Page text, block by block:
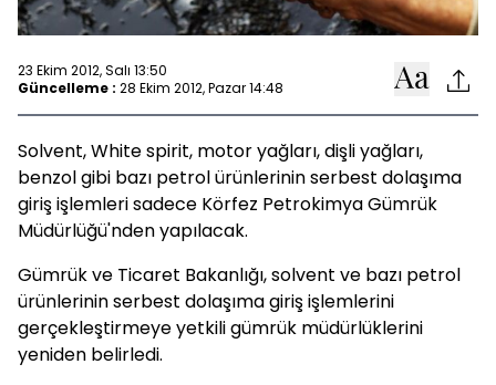
23 Ekim 2012, Salı 13:50
Güncelleme : 28 Ekim 2012, Pazar 14:48
Solvent, White spirit, motor yağları, dişli yağları,
benzol gibi bazı petrol ürünlerinin serbest dolaşıma
giriş işlemleri sadece Körfez Petrokimya Gümrük
Müdürlüğü'nden yapılacak.
Gümrük ve Ticaret Bakanlığı, solvent ve bazı petrol
ürünlerinin serbest dolaşıma giriş işlemlerini
gerçekleştirmeye yetkili gümrük müdürlüklerini
yeniden belirledi.